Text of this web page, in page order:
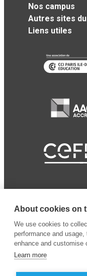
Nos campus
Autres sites
Liens utiles
About cookies on
We use cookies to
performance and
enhance and customise
Learn more